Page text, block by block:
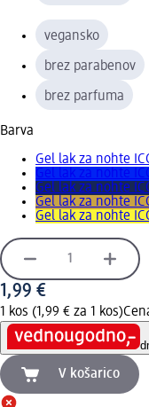
vegansko
brez parabenov
brez parfuma
Barva
Gel lak za nohte
Gel lak za nohte
Gel lak za nohte
Gel lak za nohte
Gel lak za nohte
1,99 €
1 kos (1,99 € za 1 kos)
V košarico